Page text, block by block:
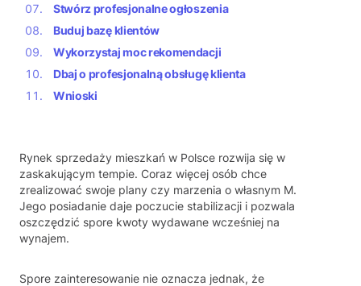
Stwórz profesjonalne ogłoszenia
Buduj bazę klientów
Wykorzystaj moc rekomendacji
Dbaj o profesjonalną obsługę klienta
Wnioski
Rynek sprzedaży mieszkań w Polsce rozwija się w
zaskakującym tempie. Coraz więcej osób chce
zrealizować swoje plany czy marzenia o własnym M.
Jego posiadanie daje poczucie stabilizacji i pozwala
oszczędzić spore kwoty wydawane wcześniej na
wynajem.
Spore zainteresowanie nie oznacza jednak, że